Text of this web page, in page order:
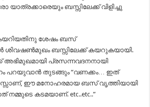
ബസ്സിലേക്ക് വിളിച്ചു
ശേഷം ബസ്
ശിവഷൺമുഖം ബസ്സിലേക്ക് കയറുകയായി.
അഭിമുഖമായി പ്രസന്നവദനനായി
പറയുവാൻ തുടങ്ങും “വണക്കം… ഇത്
ഈ മനോഹരമായ ബസ് വൃത്തിയായി
കടമയാണ്. etc..etc..”